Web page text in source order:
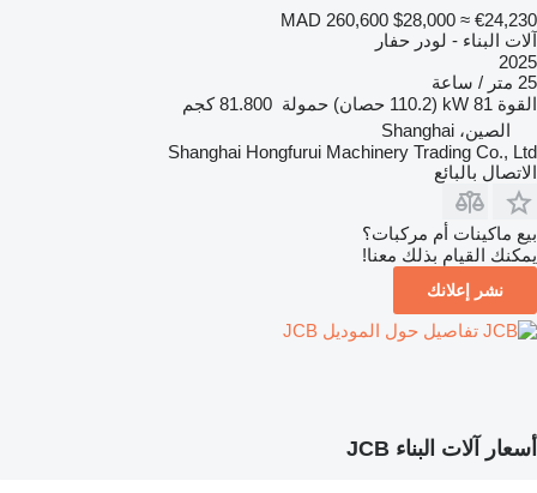
MAD 260,600 $28,000 ≈ €24,230
آلات البناء - لودر حفار
2025
25 متر / ساعة
القوة 81 kW (110.2 حصان) حمولة 81.800 كجم
الصين، Shanghai
Shanghai Hongfurui Machinery Trading Co., Ltd
الاتصال بالبائع
بيع ماكينات أم مركبات؟
يمكنك القيام بذلك معنا!
نشر إعلانك
تفاصيل حول الموديل JCB
أسعار آلات البناء JCB